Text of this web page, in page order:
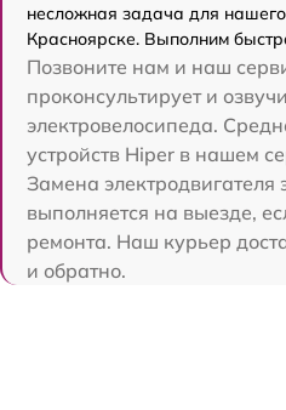
несложная задача для
Красноярске. Выполним
Позвоните нам и наш
проконсультирует и
электровелосипеда.
устройств Hiper в нашем
Замена электродвигателя
выполняется на выезде,
ремонта. Наш курьер
и обратно.